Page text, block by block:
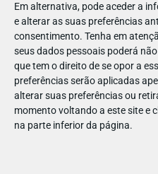
Em alternativa, pode aceder a
e alterar as suas preferências
consentimento. Tenha em
seus dados pessoais poderá
que tem o direito de se opor a
preferências serão aplicadas
alterar suas preferências ou
momento voltando a este site e
na parte inferior da página.
fazer
Quem viveu durante a
liberdade. Mas será que as
gente podia:
votar, ler BD
adoecer, ter férias pagas,
se, ser europeu ou ter um